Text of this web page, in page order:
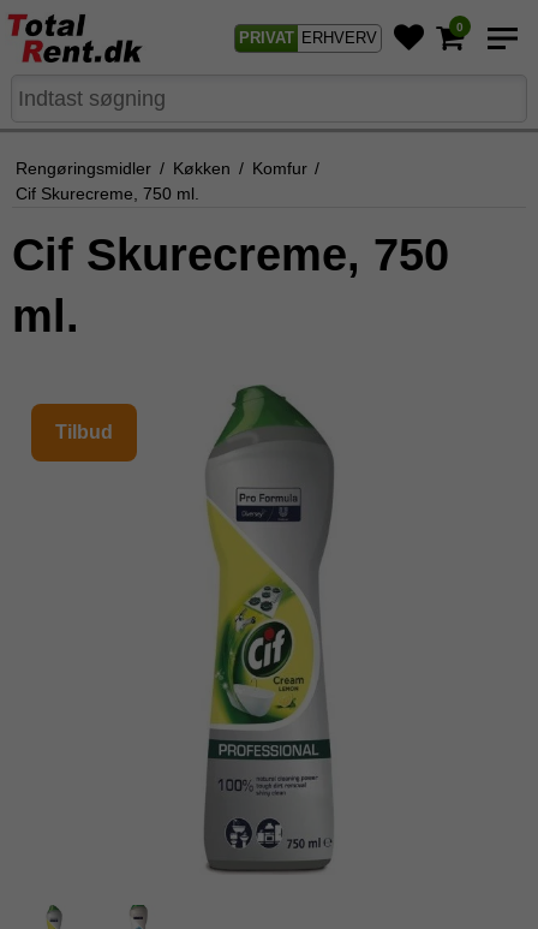
PRIVAT ERHVERV
0
Rengøringsmidler / Køkken / Komfur /
Cif Skurecreme, 750 ml.
Cif Skurecreme, 750
ml.
Tilbud